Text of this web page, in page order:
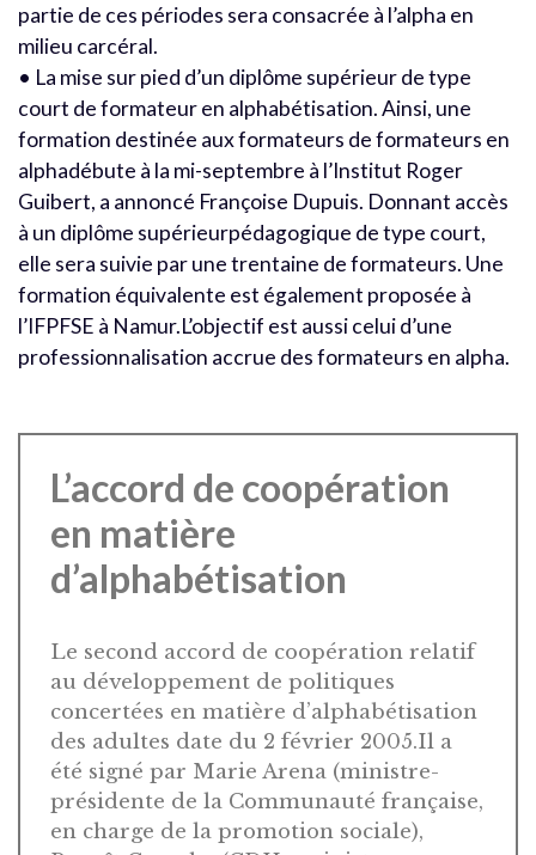
partie de ces périodes sera consacrée à l’alpha en
milieu carcéral.
• La mise sur pied d’un diplôme supérieur de type
court de formateur en alphabétisation. Ainsi, une
formation destinée aux formateurs de formateurs en
alphadébute à la mi-septembre à l’Institut Roger
Guibert, a annoncé Françoise Dupuis. Donnant accès
à un diplôme supérieurpédagogique de type court,
elle sera suivie par une trentaine de formateurs. Une
formation équivalente est également proposée à
l’IFPFSE à Namur.L’objectif est aussi celui d’une
professionnalisation accrue des formateurs en alpha.
L’accord de coopération
en matière
d’alphabétisation
Le second accord de coopération relatif
au développement de politiques
concertées en matière d’alphabétisation
des adultes date du 2 février 2005.Il a
été signé par Marie Arena (ministre-
présidente de la Communauté française,
en charge de la promotion sociale),